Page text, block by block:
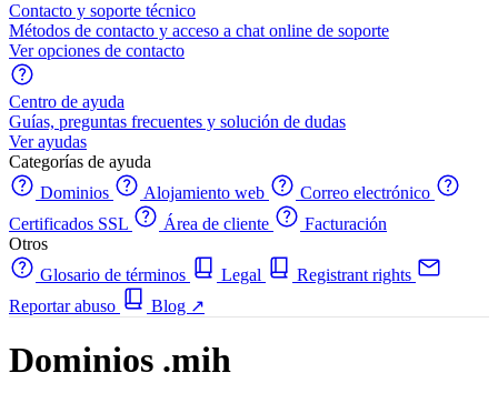
Contacto y soporte técnico
Métodos de contacto y acceso a chat online de soporte
Ver opciones de contacto
Centro de ayuda
Guías, preguntas frecuentes y solución de dudas
Ver ayudas
Categorías de ayuda
Dominios
Alojamiento web
Correo electrónico
Certificados SSL
Área de cliente
Facturación
Otros
Glosario de términos
Legal
Registrant rights
Reportar abuso
Blog ↗
Dominios .mih